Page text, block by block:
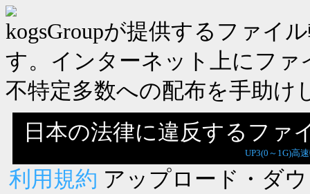
kogsGroupが提供するファイ
す。インターネット上にフ
不特定多数への配布を手助け
日本の法律に違反するファ
UP3(0～1G)高
利用規約 アップロード・ダ